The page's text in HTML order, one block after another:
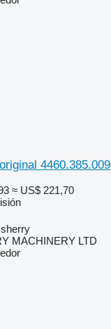
4460.385.009
≈ US$ 221,70
MACHINERY LTD